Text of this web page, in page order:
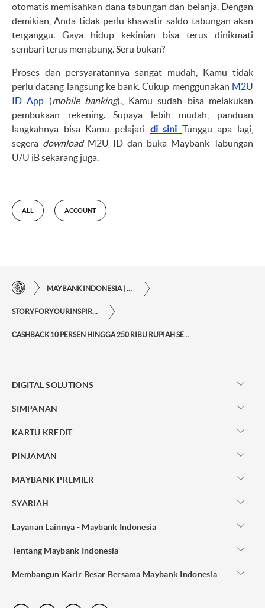
otomatis memisahkan dana tabungan dan belanja. Dengan
demikian, Anda tidak perlu khawatir saldo tabungan akan
terganggu. Gaya hidup kekinian bisa terus dinikmati
sembari terus menabung. Seru bukan?
Proses dan persyaratannya sangat mudah, Kamu tidak
perlu datang langsung ke bank. Cukup menggunakan M2U
ID App (mobile banking)., Kamu sudah bisa melakukan
pembukaan rekening. Supaya lebih mudah, panduan
langkahnya bisa Kamu pelajari di sini Tunggu apa lagi,
segera downloadM2U ID dan buka Maybank Tabungan
U/U iB sekarang juga.
ALL ACCOUNT
MAYBANK INDONESIA | KEMUDAHAN TRANSAKSI FINANSIAL DI UJUNG JARI ANDA
STORYFORYOURINSPIRATIONPERSONAL
CASHBACK 10 PERSEN HINGGA 250 RIBU RUPIAH SETIAP BULAN DAN BERBAGAI KEUNTUNGAN
DIGITAL SOLUTIONS
SIMPANAN
KARTU KREDIT
PINJAMAN
MAYBANK PREMIER
SYARIAH
Layanan Lainnya - Maybank Indonesia
Tentang Maybank Indonesia
Membangun Karir Besar Bersama Maybank Indonesia